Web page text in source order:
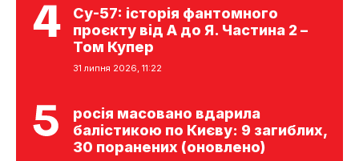
Су-57: історія фантомного
проєкту від А до Я. Частина 2 –
Том Купер
31 липня 2026, 11:22
росія масовано вдарила
балістикою по Києву: 9 загиблих,
30 поранених (оновлено)